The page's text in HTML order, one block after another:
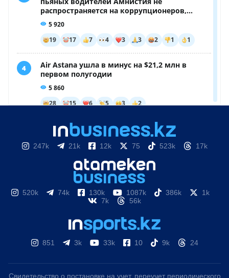
247k 21k 12k 75 523k 17k
520k 74k 130k 1087k 386k
1k
7k
56k
851 3k 33k 10 9k 24
Свидетельство о постановке на учет, переучет периодического